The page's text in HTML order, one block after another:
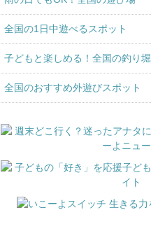
全国の1日中遊べるスポット
子どもと楽しめる！全国の釣り堀
全国のおすすめ外遊びスポット